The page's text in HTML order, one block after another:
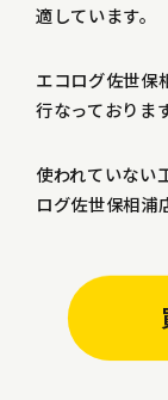
適しています。
エコログ佐世保
行なっておりま
使われていない
ログ佐世保相浦